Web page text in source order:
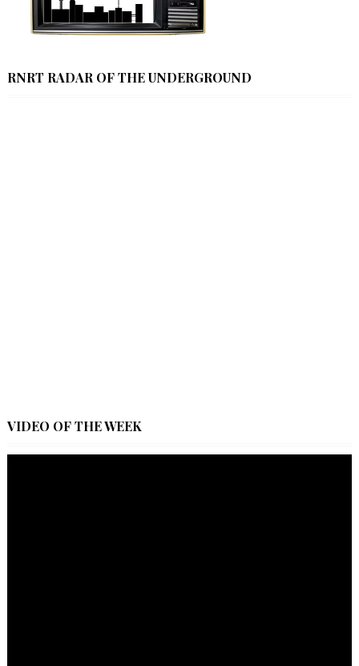
RNRT RADAR OF THE UNDERGROUND
VIDEO OF THE WEEK